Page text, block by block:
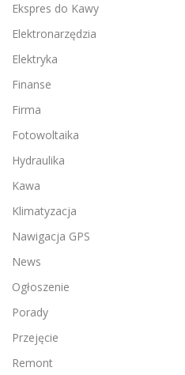
Ekspres do Kawy
Elektronarzędzia
Elektryka
Finanse
Firma
Fotowoltaika
Hydraulika
Kawa
Klimatyzacja
Nawigacja GPS
News
Ogłoszenie
Porady
Przejęcie
Remont